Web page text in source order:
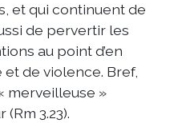
et qui continuent de
de pervertir les
au point d’en
de violence. Bref,
merveilleuse »
3.23).